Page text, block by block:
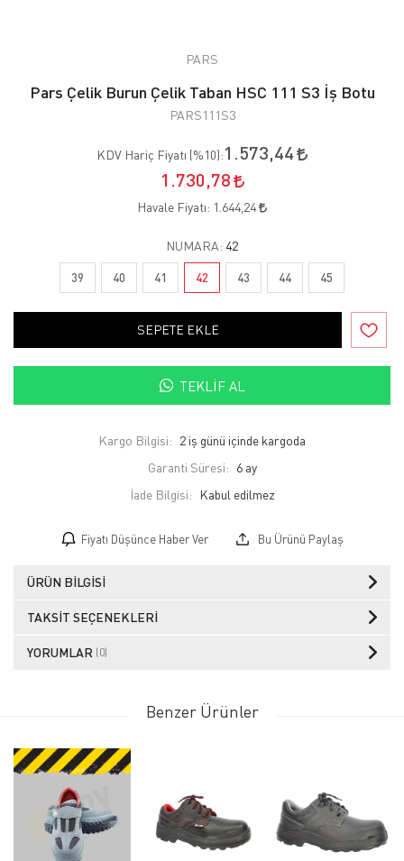
PARS
Pars Çelik Burun Çelik Taban HSC 111 S3 İş Botu
PARS111S3
KDV Hariç Fiyatı (%10):1.573,44
1.730,78
Havale Fiyatı: 1.644,24
NUMARA: 42
39 40 41 42 43 44 45
SEPETE EKLE
TEKLIF AL
Kargo Bilgisi: 2 iş günü içinde kargoda
Garanti Süresi: 6 ay
İade Bilgisi:
Fiyatı Düşünce Haber Ver Bu Ürünü Paylaş
ÜRÜN BILGISI
TAKSIT SEÇENEKLERI
YORUMLAR (0)
Benzer Ürünler